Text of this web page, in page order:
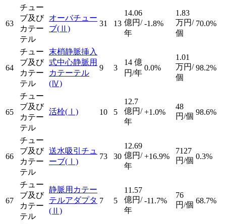
63
チュー
ブ及び
カテー
テル
オーバチュー
ブ(Ⅱ)
31 13
14.06
億円/
年
-1.8%
1.83
万円/
個
70.0%
64
チュー
ブ及び
カテー
テル
末梢静脈挿入
式中心静脈用
カテーテル
(Ⅳ)
9 3
14 億
円/年
0.0%
1.01
万円/
個
98.2%
65
チュー
ブ及び
カテー
テル
活栓(Ⅰ) 10 5
12.7
億円/
年
+1.0%
48
円/個 98.6%
66
チュー
ブ及び
カテー
テル
送水吸引チュ
ーブ(Ⅰ)
73 30
12.69
億円/
年
+16.9%
7127
円/個 0.3%
67
チュー
ブ及び
カテー
テル
静脈用カテー
テルアダプタ
(Ⅱ)
7 5
11.57
億円/
年
-11.7%
76
円/個 68.7%